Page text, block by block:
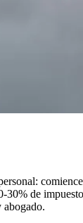
de
abogado.